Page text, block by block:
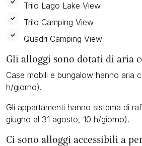
Trilo Lago Lake View
Trilo Camping View
Quadri Camping View
Gli alloggi sono dotati di aria
Case mobili e bungalow hanno aria
h/giorno).
Gli appartamenti hanno sistema di
giugno al 31 agosto, 10 h/giorno).
Ci sono alloggi accessibili a